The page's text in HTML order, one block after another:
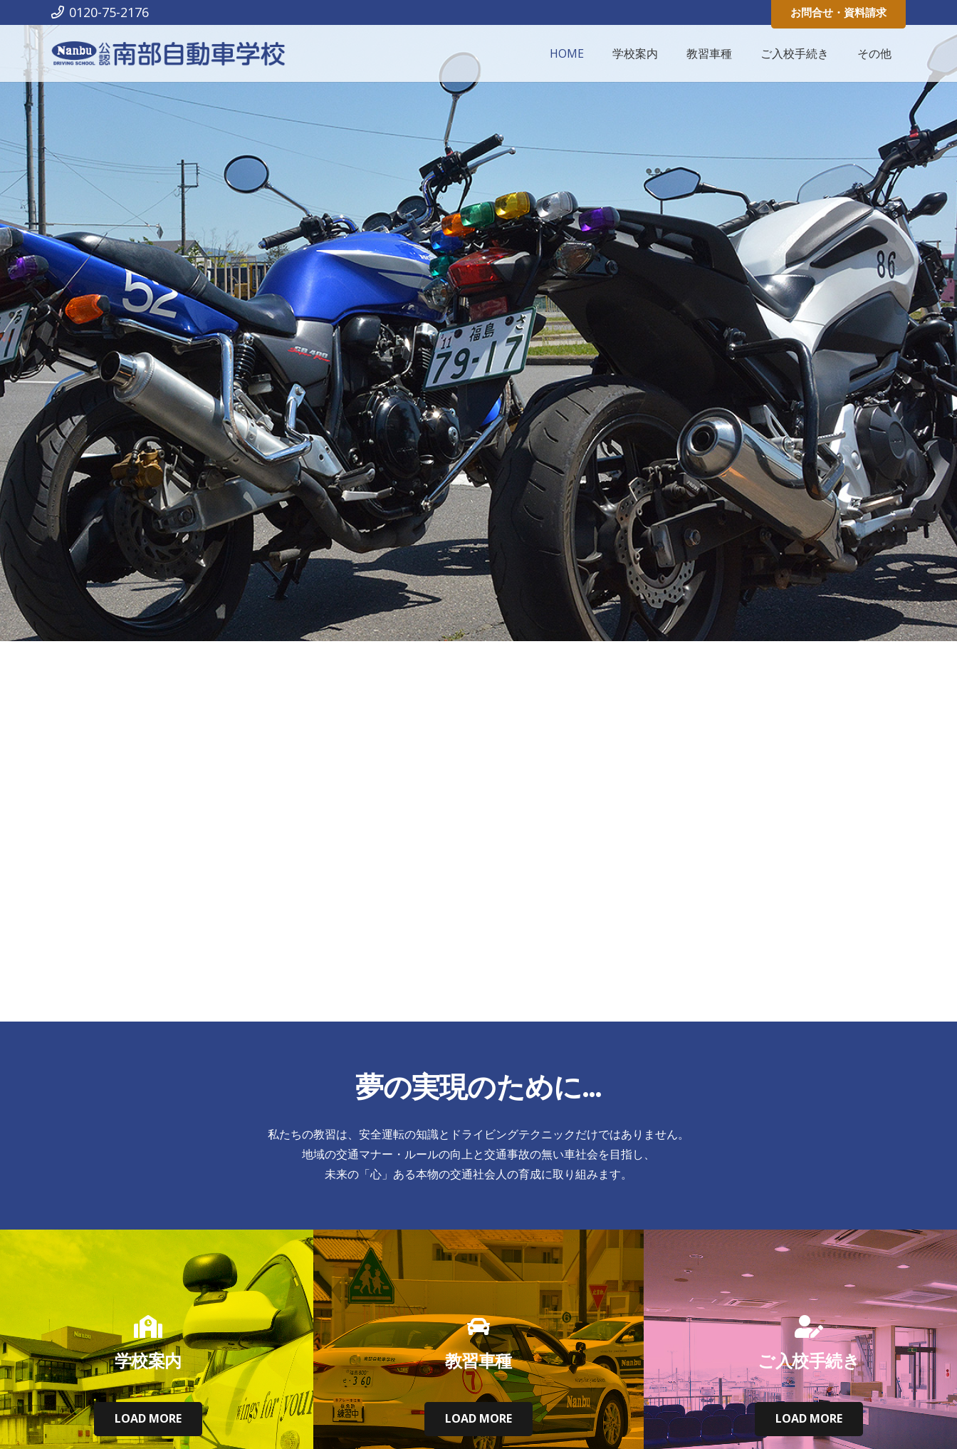
0120-75-2176 お問合せ・資料請求
HOME 学校案内 教習車種 ご入校手続き その他
夢の実現のために…
私たちの教習は、安全運転の知識とドライビングテクニックだけではありません。
地域の交通マナー・ルールの向上と交通事故の無い車社会を目指し、
未来の「心」ある本物の交通社会人の育成に取り組みます。
学校案内
LOAD MORE
教習車種
LOAD MORE
ご入校手続き
LOAD MORE